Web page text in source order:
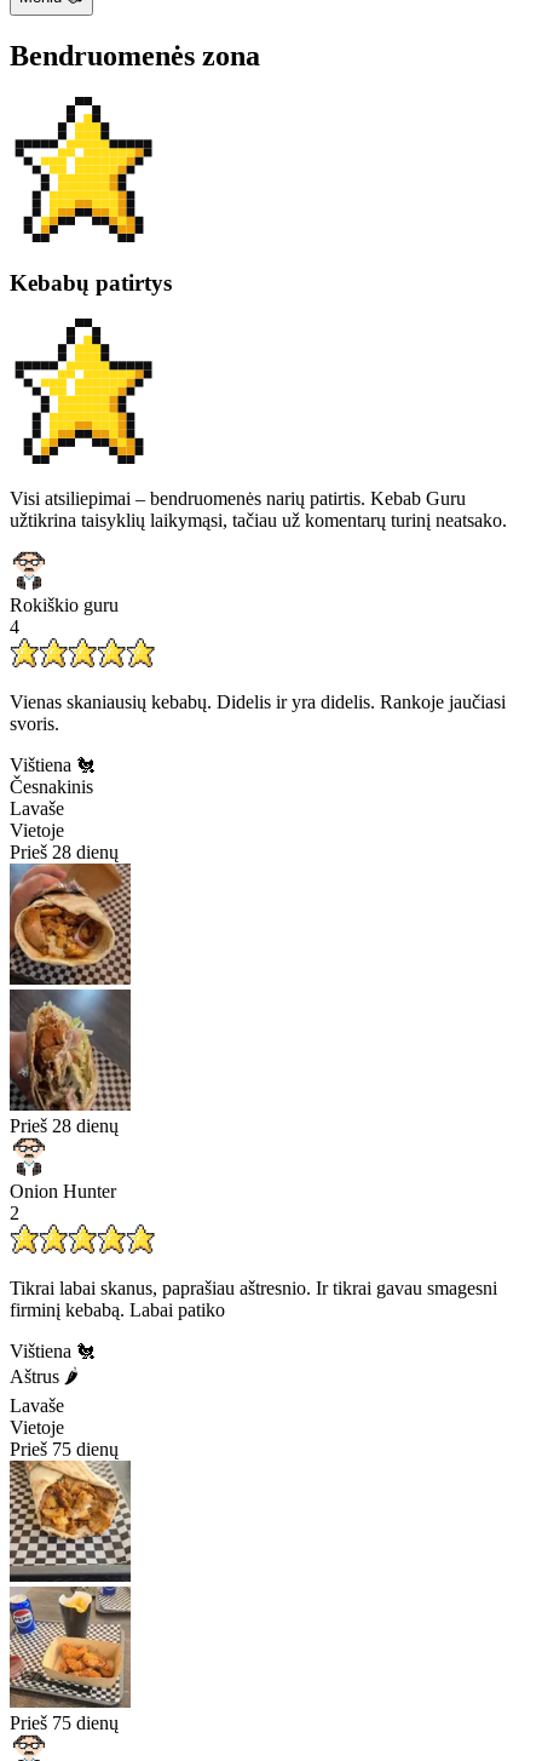
Bendruomenės zona
Kebabų patirtys
Visi atsiliepimai – bendruomenės narių patirtis. Kebab Guru
užtikrina taisyklių laikymąsi, tačiau už komentarų turinį neatsako.
Rokiškio guru
4
Vienas skaniausių kebabų. Didelis ir yra didelis. Rankoje jaučiasi
svoris.
Vištiena 🐔
Česnakinis
Lavaše
Vietoje
Prieš 28 dienų
Prieš 28 dienų
Onion Hunter
2
Tikrai labai skanus, paprašiau aštresnio. Ir tikrai gavau smagesni
firminį kebabą. Labai patiko
Vištiena 🐔
Aštrus 🌶️
Lavaše
Vietoje
Prieš 75 dienų
Prieš 75 dienų